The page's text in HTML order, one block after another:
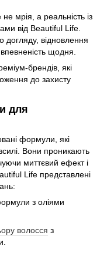
мрія, а реальність із
від Beautiful Life.
догляду, відновлення
щодня.
брендів, які
до захисту
для
формули, які
Вони проникають
миттєвий ефект і
Life представлені
з оліями
волосся з